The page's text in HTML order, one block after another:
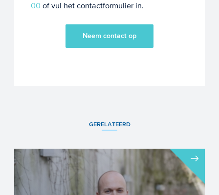
00 of vul het contactformulier in.
Neem contact op
GERELATEERD